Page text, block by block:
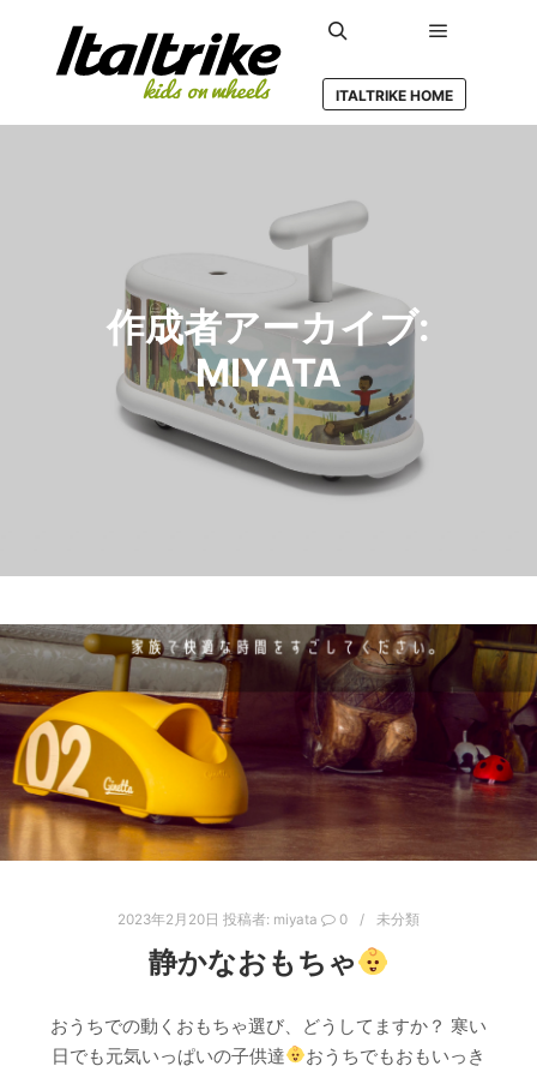
ITALTRIKE HOME
作成者アーカイブ:
MIYATA
2023年2月20日 投稿者: miyata 0 未分類
静かなおもちゃ
おうちでの動くおもちゃ選び、どうしてますか？ 寒い
日でも元気いっぱいの子供達
おうちでもおもいっき